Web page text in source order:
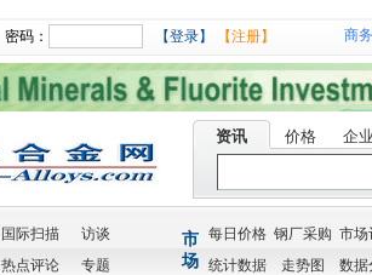
密码： 【登录】 【注册】 商
资讯 价格 企
国际扫描
访谈
热点评论 专题
市
场
每日价格 钢厂采购 市场
统计数据
走势图 数据